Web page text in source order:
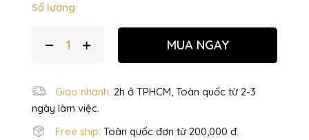
Số lượng:
MUA NGAY
Giao nhanh: 2h ở TPHCM, Toàn quốc từ 2-3
ngày làm việc.
Free ship: Toàn quốc đơn từ 200,000 đ.